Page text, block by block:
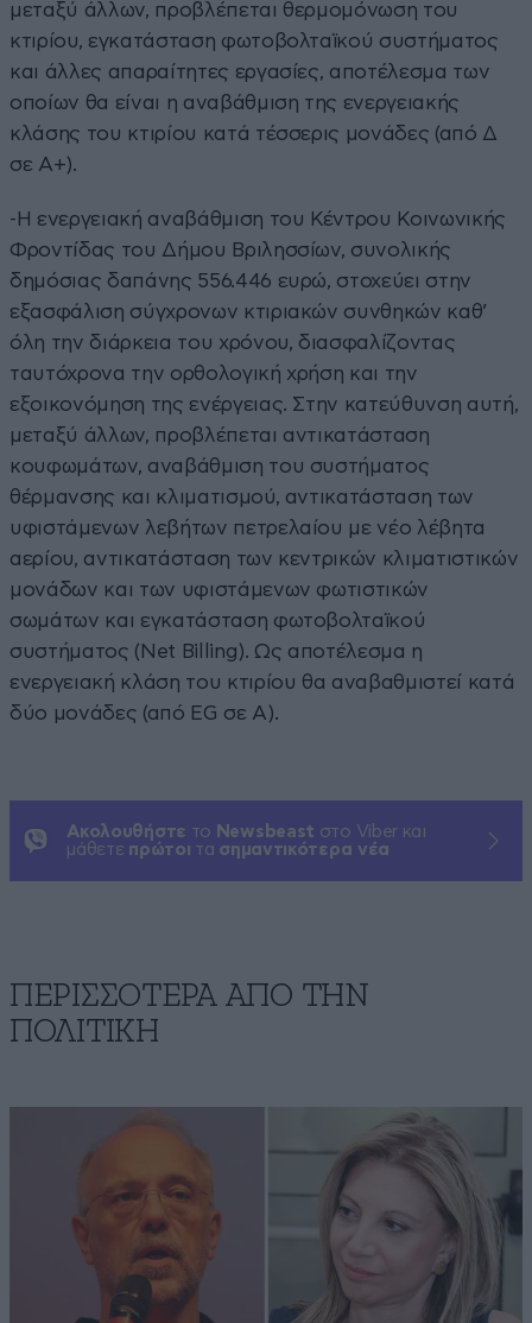
μεταξύ άλλων, προβλέπεται θερμομόνωση του
κτιρίου, εγκατάσταση φωτοβολταϊκού συστήματος
και άλλες απαραίτητες εργασίες, αποτέλεσμα των
οποίων θα είναι η αναβάθμιση της ενεργειακής
κλάσης του κτιρίου κατά τέσσερις μονάδες (από Δ
σε Α+).
-Η ενεργειακή αναβάθμιση του Κέντρου Κοινωνικής
Φροντίδας του Δήμου Βριλησσίων, συνολικής
δημόσιας δαπάνης 556.446 ευρώ, στοχεύει στην
εξασφάλιση σύγχρονων κτιριακών συνθηκών καθ’
όλη την διάρκεια του χρόνου, διασφαλίζοντας
ταυτόχρονα την ορθολογική χρήση και την
εξοικονόμηση της ενέργειας. Στην κατεύθυνση αυτή,
μεταξύ άλλων, προβλέπεται αντικατάσταση
κουφωμάτων, αναβάθμιση του συστήματος
θέρμανσης και κλιματισμού, αντικατάσταση των
υφιστάμενων λεβήτων πετρελαίου με νέο λέβητα
αερίου, αντικατάσταση των κεντρικών κλιματιστικών
μονάδων και των υφιστάμενων φωτιστικών
σωμάτων και εγκατάσταση φωτοβολταϊκού
συστήματος (Net Billing). Ως αποτέλεσμα η
ενεργειακή κλάση του κτιρίου θα αναβαθμιστεί κατά
δύο μονάδες (από ΕG σε A).
Ακολουθήστε το Newsbeast στο Viber και
μάθετε πρώτοι τα σημαντικότερα νέα
ΠΕΡΙΣΣΟΤΕΡΑ ΑΠΟ ΤΗΝ
ΠΟΛΙΤΙΚΗ